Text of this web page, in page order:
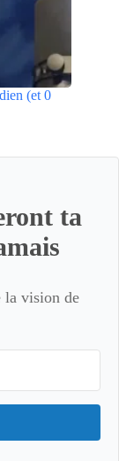
(et 0
ta
la vision de